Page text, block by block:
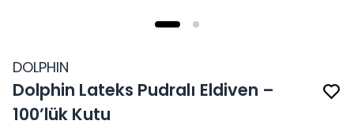
DOLPHIN
Dolphin Lateks Pudralı Eldiven –
100’lük Kutu